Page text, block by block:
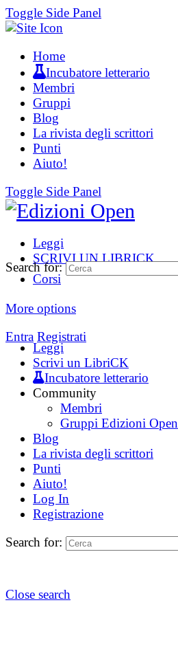
Toggle Side Panel
Home
Incubatore letterario
Membri
Gruppi
Blog
La rivista degli scrittori
Punti
Aiuto!
Toggle Side Panel
Leggi
SCRIVI UN LIBRICK
Corsi
More options
Entra Registrati
Search for:
Leggi
Scrivi un LibriCK
Incubatore letterario
Community
Membri
Gruppi Edizioni Open
Blog
La rivista degli scrittori
Punti
Aiuto!
Log In
Registrazione
Search for:
Close search